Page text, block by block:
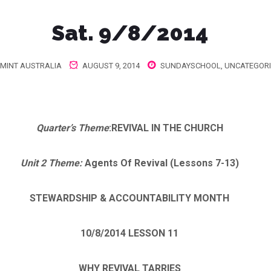
Sat. 9/8/2014
AUSTRALIA AUGUST 9, 2014 SUNDAYSCHOOL,
Quarter’s Theme:REVIVAL IN THE CHURCH
Unit 2 Theme:Agents Of Revival (Lessons 7-13)
STEWARDSHIP & ACCOUNTABILITY MONTH
10/8/2014 LESSON 11
WHY REVIVAL TARRIES